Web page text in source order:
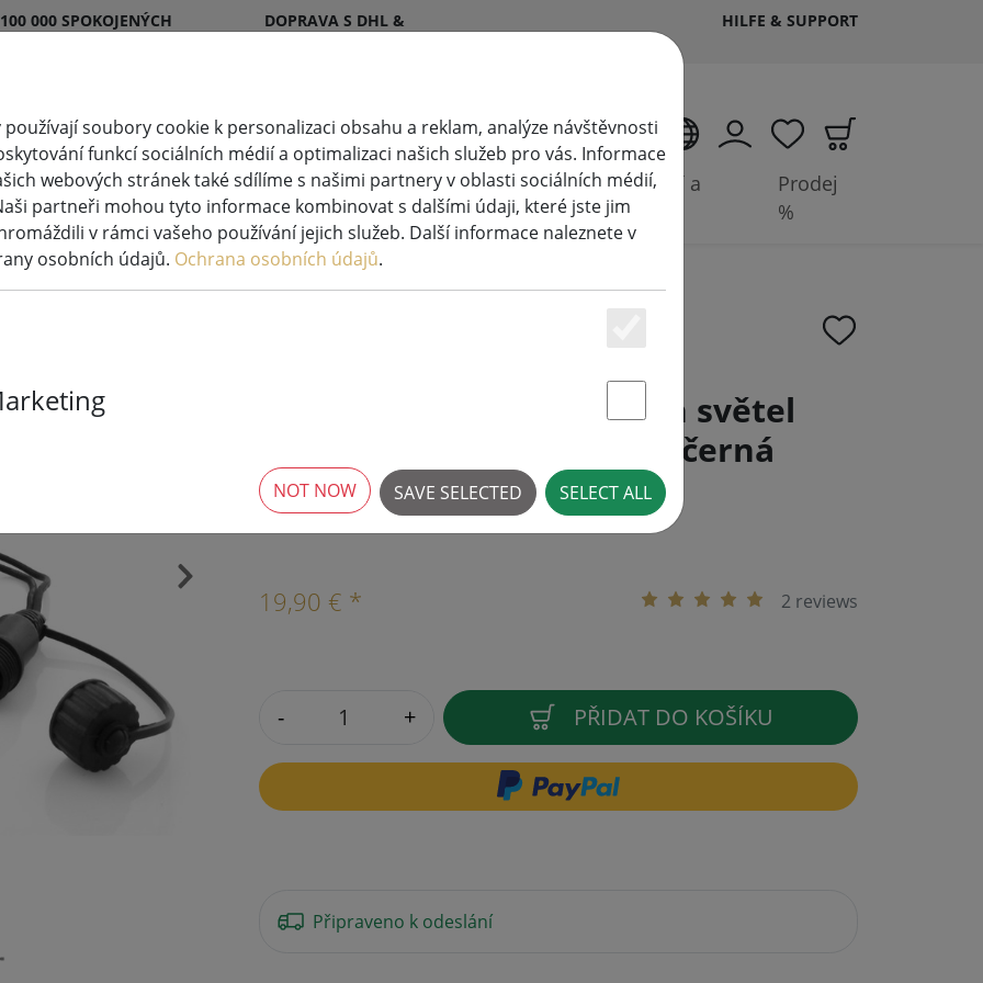
000 SPOKOJENÝCH
DOPRAVA S DHL &
HILFE & SUPPORT
CS
Svíčky
LED
Systémy pohádkových
světel
Příslušenství a
baterie
Prodej
%
světelné řetězy LED systému Tech-Line
Prodloužení pohádkových světel
Sirius Tech-Line 230V 5 m černá
›
Více než 10 k dispozici
2 reviews
19,90 € *
- + PŘIDAT DO KOŠÍKU
Připraveno k odeslání
soubory cookie k personalizaci obsahu a reklam, analýze návštěvnosti
funkcí sociálních médií a optimalizaci našich služeb pro vás. Informace
webových stránek také sdílíme s našimi partnery v oblasti sociálních médií,
partneři mohou tyto informace kombinovat s dalšími údaji, které jste jim
v rámci vašeho používání jejich služeb. Další informace naleznete v
osobních údajů. Ochrana osobních údajů.
Statstik & Marketing
SAVE SELECTED SELECT ALL
NOT NOW